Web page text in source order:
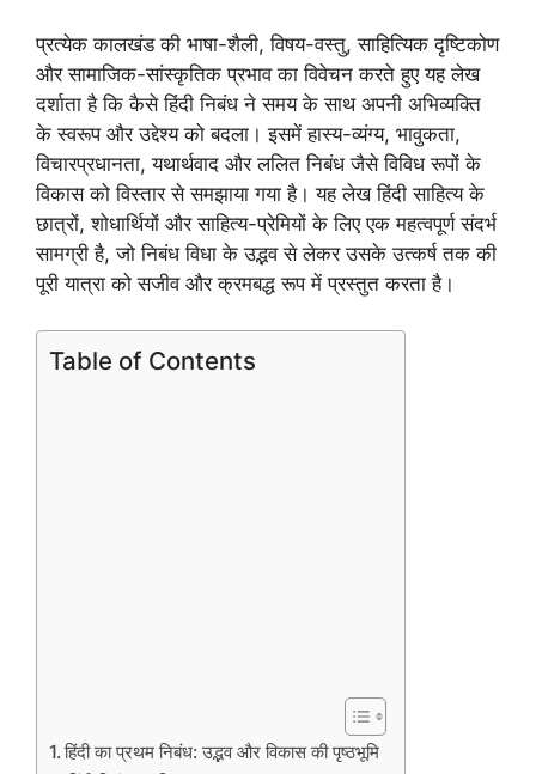
प्रत्येक कालखंड की भाषा-शैली, विषय-वस्तु, साहित्यिक दृष्टिकोण
और सामाजिक-सांस्कृतिक प्रभाव का विवेचन करते हुए यह लेख
दर्शाता है कि कैसे हिंदी निबंध ने समय के साथ अपनी अभिव्यक्ति
के स्वरूप और उद्देश्य को बदला। इसमें हास्य-व्यंग्य, भावुकता,
विचारप्रधानता, यथार्थवाद और ललित निबंध जैसे विविध रूपों के
विकास को विस्तार से समझाया गया है। यह लेख हिंदी साहित्य के
छात्रों, शोधार्थियों और साहित्य-प्रेमियों के लिए एक महत्वपूर्ण संदर्भ
सामग्री है, जो निबंध विधा के उद्भव से लेकर उसके उत्कर्ष तक की
पूरी यात्रा को सजीव और क्रमबद्ध रूप में प्रस्तुत करता है।
Table of Contents
हिंदी का प्रथम निबंध: उद्भव और विकास की पृष्ठभूमि